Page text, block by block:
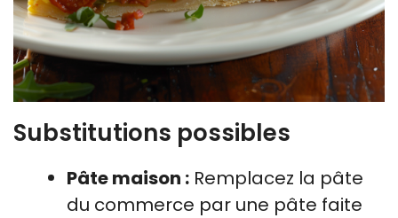
Substitutions possibles
Pâte maison : Remplacez la pâte
du commerce par une pâte faite